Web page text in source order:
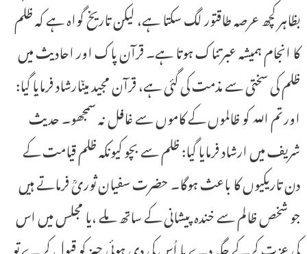
بظاہر کچھ عرصہ طاقتور لگ سکتا ہے، لیکن تاریخ گواہ ہے کہ ظلم
کا انجام ہمیشہ عبرتناک ہوتا ہے۔ قرآن پاک اور احادیث میں
ظلم کی سختی سے مذمت کی گئی ہے، قرآن مجید میںارشاد فرمایا گیا:
اور تم اللہ کو ظالموں کے کاموں سے غافل نہ سمجھو۔ حدیث
شریف میں ارشاد فرمایا گیا: ظلم سے بچو کیونکہ ظلم قیامت کے
دن تاریکیوں کا باعث ہوگا۔ حضرت سفیان ثوریؒ فرماتے ہیں
جو شخص ظالم سے خندہ پیشانی کے ساتھ ملے ،یا مجلس میں اس